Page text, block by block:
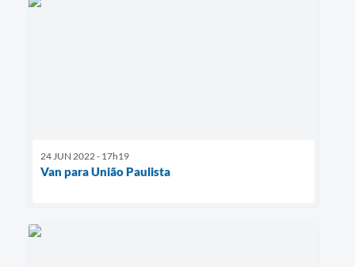
24 JUN 2022 - 17h19
Van para União Paulista